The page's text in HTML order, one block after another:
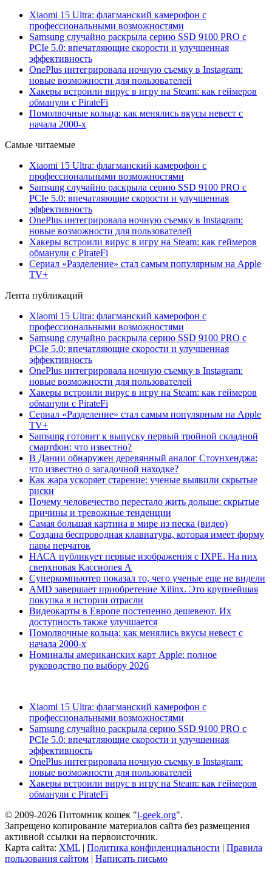
Xiaomi 15 Ultra: флагманский камерофон с
профессиональными возможностями
Samsung случайно раскрыла серию SSD 9100 PRO с
PCIe 5.0: впечатляющие скорости и улучшенная
эффективность
OnePlus интегрировала ночную съемку в Instagram:
новые возможности для пользователей
Хакеры встроили вирус в игру на Steam: как геймеров
обманули с PirateFi
Помолвочные кольца: как менялись вкусы невест с
начала 2000-х
Самые читаемые
Xiaomi 15 Ultra: флагманский камерофон с
профессиональными возможностями
Samsung случайно раскрыла серию SSD 9100 PRO с
PCIe 5.0: впечатляющие скорости и улучшенная
эффективность
OnePlus интегрировала ночную съемку в Instagram:
новые возможности для пользователей
Хакеры встроили вирус в игру на Steam: как геймеров
обманули с PirateFi
Сериал «Разделение» стал самым популярным на Apple
TV+
Лента публикаций
Xiaomi 15 Ultra: флагманский камерофон с
профессиональными возможностями
Samsung случайно раскрыла серию SSD 9100 PRO с
PCIe 5.0: впечатляющие скорости и улучшенная
эффективность
OnePlus интегрировала ночную съемку в Instagram:
новые возможности для пользователей
Хакеры встроили вирус в игру на Steam: как геймеров
обманули с PirateFi
Сериал «Разделение» стал самым популярным на Apple
TV+
Samsung готовит к выпуску первый тройной складной
смартфон: что известно?
В Дании обнаружен деревянный аналог Стоунхенджа:
что известно о загадочной находке?
Как жара ускоряет старение: ученые выявили скрытые
риски
Почему человечество перестало жить дольше: скрытые
причины и тревожные тенденции
Самая большая картина в мире из песка (видео)
Создана беспроводная клавиатура, которая имеет форму
пары перчаток
НАСА публикует первые изображения с IXPE. На них
сверхновая Кассиопея А
Суперкомпьютер показал то, чего ученые еще не видели
AMD завершает приобретение Xilinx. Это крупнейшая
покупка в истории отрасли
Видеокарты в Европе постепенно дешевеют. Их
доступность также улучшается
Помолвочные кольца: как менялись вкусы невест с
начала 2000-х
Номиналы американских карт Apple: полное
руководство по выбору 2026
Xiaomi 15 Ultra: флагманский камерофон с
профессиональными возможностями
Samsung случайно раскрыла серию SSD 9100 PRO с
PCIe 5.0: впечатляющие скорости и улучшенная
эффективность
OnePlus интегрировала ночную съемку в Instagram:
новые возможности для пользователей
Хакеры встроили вирус в игру на Steam: как геймеров
обманули с PirateFi
© 2009-2026 Питомник кошек "i-geek.org".
Запрещено копирование материалов сайта без размещения
активной ссылки на первоисточник.
Карта сайта: XML | Политика конфиденциальности | Правила
пользования сайтом | Написать письмо